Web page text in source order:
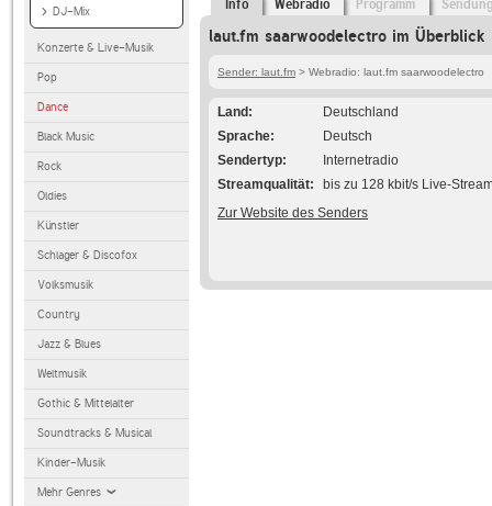
DJ-Mix
Konzerte & Live-Musik
Pop
Dance
Black Music
Rock
Oldies
Künstler
Schlager & Discofox
Volksmusik
Country
Jazz & Blues
Weltmusik
Gothic & Mittelalter
Soundtracks & Musical
Kinder-Musik
Mehr Genres
Info Webradio Programm
laut.fm saarwoodelectro im Überblick
Sender: laut.fm > Webradio: laut.fm saarwoodelectro
Land
Deutschland
Sprache
Deutsch
Sendertyp
Internetradio
Streamqualität
bis zu 128 kbit/s Live-
Zur Website des Senders